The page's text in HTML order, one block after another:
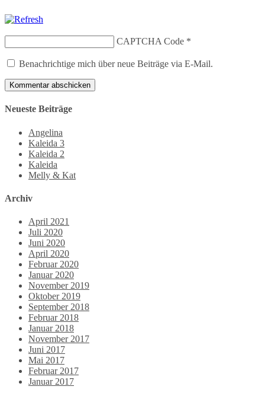
CAPTCHA Code *
Benachrichtige mich über neue Beiträge via E-Mail.
Neueste Beiträge
Angelina
Kaleida 3
Kaleida 2
Kaleida
Melly & Kat
Archiv
April 2021
Juli 2020
Juni 2020
April 2020
Februar 2020
Januar 2020
November 2019
Oktober 2019
September 2018
Februar 2018
Januar 2018
November 2017
Juni 2017
Mai 2017
Februar 2017
Januar 2017